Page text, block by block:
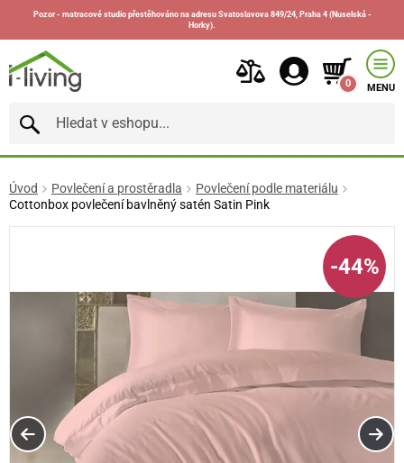
Pozor - matracové studio přestěhováno na adresu Svatoslavova 849/24, Praha 4 (Nuselská -
Horky).
0 MENU
Úvod Povlečení a prostěradla
Povlečení podle materiálu
Cottonbox povlečení bavlněný satén Satin Pink
-44%